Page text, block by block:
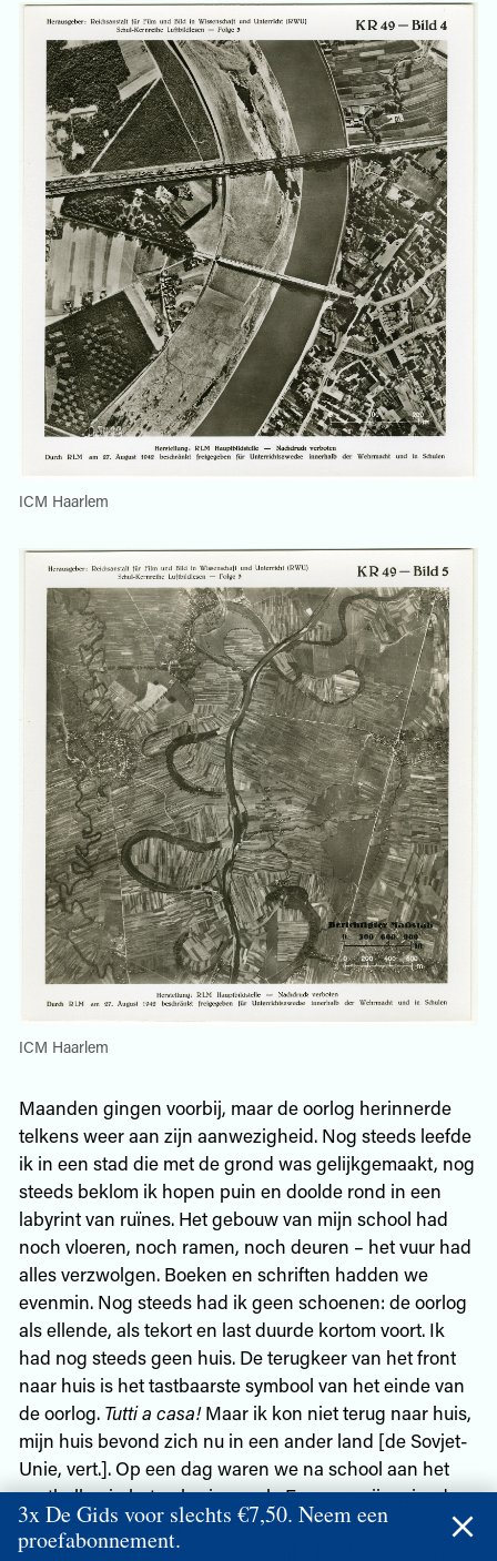
ICM Haarlem
ICM Haarlem
Maanden gingen voorbij, maar de oorlog herinnerde
telkens weer aan zijn aanwezigheid. Nog steeds leefde
ik in een stad die met de grond was gelijkgemaakt, nog
steeds beklom ik hopen puin en doolde rond in een
labyrint van ruïnes. Het gebouw van mijn school had
noch vloeren, noch ramen, noch deuren – het vuur had
alles verzwolgen. Boeken en schriften hadden we
evenmin. Nog steeds had ik geen schoenen: de oorlog
als ellende, als tekort en last duurde kortom voort. Ik
had nog steeds geen huis. De terugkeer van het front
naar huis is het tastbaarste symbool van het einde van
de oorlog. Tutti a casa!Maar ik kon niet terug naar huis,
mijn huis bevond zich nu in een ander land [de Sovjet-
Unie, vert.]. Op een dag waren we na school aan het
voetballen in het naburige park. Een van mijn vrienden
rende achter de bal aan en belandde tussen de
struiken. We hoorden een vreselijke knal en werden
3x De Gids voor slechts €7,50. Neem een
proefabonnement.